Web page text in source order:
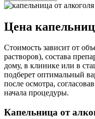
Цена
Стоимость зависит от
растворов), состава
дому, в клинике или в
подберет оптимальный
после осмотра,
начала процедуры.
Капельница от